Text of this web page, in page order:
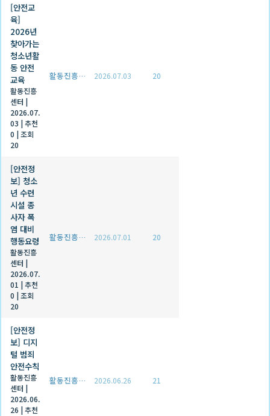
[안전교
육]
2026년
찾아가는
청소년활
동 안전
교육
활동진흥
센터 |
2026.07.
03 |추천
0 |조회
20
활동진흥센터 2026.07.03 20
[안전정
보] 청소
년 수련
시설 종
사자 폭
염 대비
행동요령
활동진흥
센터 |
2026.07.
01 |추천
0 |조회
20
활동진흥센터 2026.07.01 20
[안전정
보] 디지
털 범죄
안전수칙
활동진흥
센터 |
2026.06.
26 |추천
활동진흥센터 2026.06.26 21